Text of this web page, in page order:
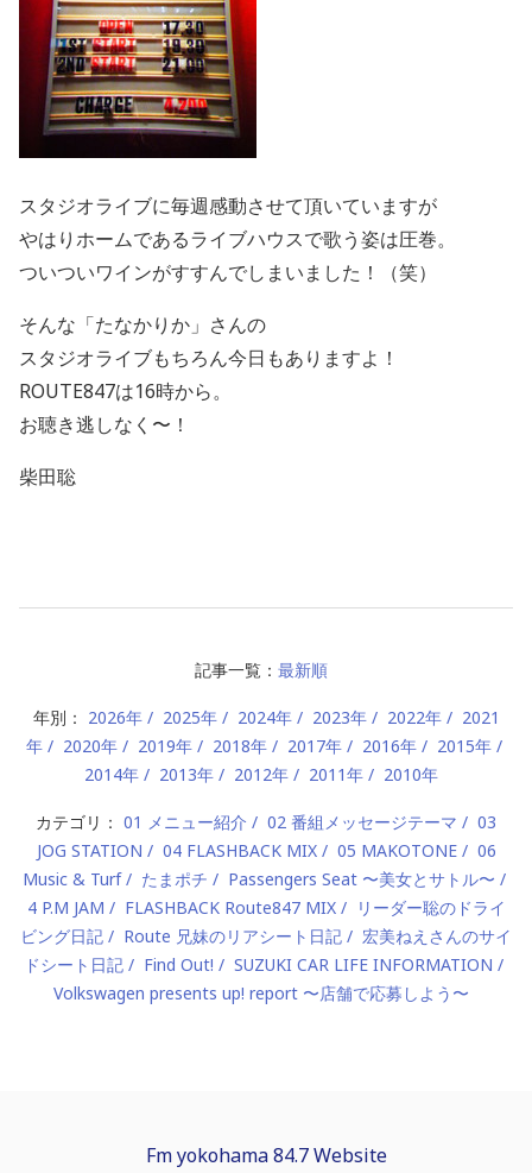
スタジオライブに毎週感動させて頂いていますが
やはりホームであるライブハウスで歌う姿は圧巻。
ついついワインがすすんでしまいました！（笑）
そんな「たなかりか」さんの
スタジオライブもちろん今日もありますよ！
ROUTE847は16時から。
お聴き逃しなく〜！
柴田聡
記事一覧： 最新順
年別： 2026年 2025年 2024年 2023年 2022年
2021
年
2020年 2019年 2018年 2017年 2016年
2015年
2014年
2013年 2012年 2011年 2010年
カテゴリ： 01 メニュー紹介 02 番組メッセージテーマ
03
JOG STATION
04 FLASHBACK MIX 05 MAKOTONE
06
Music & Turf
たまポチ
Passengers Seat 〜美女とサトル〜
4 P.M JAM
FLASHBACK Route847 MIX
リーダー聡のドライ
ビング日記
Route 兄妹のリアシート日記
宏美ねえさんのサイ
ドシート日記
Find Out!
SUZUKI CAR LIFE INFORMATION
Volkswagen presents up! report 〜店舗で応募しよう〜
Fm yokohama 84.7 Website